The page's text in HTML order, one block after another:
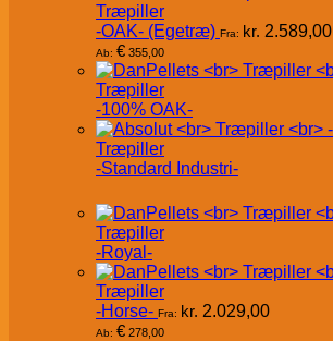
Træpiller
-OAK- (Egetræ) Fra: kr. 2.589,00
Ab: € 355,00
Træpiller
-100% OAK-
Træpiller
-Standard Industri-
Træpiller
-Royal-
Træpiller
-Horse- Fra: kr. 2.029,00
Ab: € 278,00